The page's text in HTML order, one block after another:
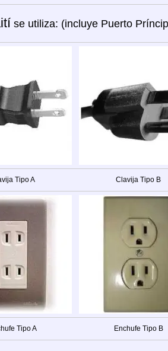
se utiliza: (incluye Puerto
Tipo A Clavija Tipo B
Tipo A Enchufe Tipo B